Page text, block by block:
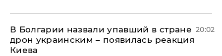
В Болгарии назвали упавший в стране
дрон украинским – появилась реакция
Киева
20:02